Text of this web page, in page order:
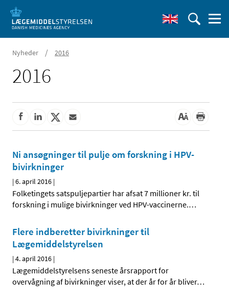
Nyheder / 2016
2016
Ni ansøgninger til pulje om forskning i HPV-
bivirkninger
|6. april 2016 |
Folketingets satspuljepartier har afsat 7 millioner kr. til
forskning i mulige bivirkninger ved HPV-vaccinerne.…
Flere indberetter bivirkninger til
Lægemiddelstyrelsen
|4. april 2016 |
Lægemiddelstyrelsens seneste årsrapport for
overvågning af bivirkninger viser, at der år for år bliver…